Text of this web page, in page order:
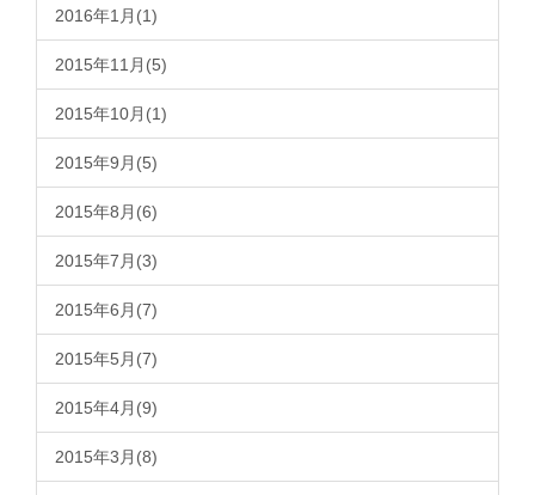
2016年1月(1)
2015年11月(5)
2015年10月(1)
2015年9月(5)
2015年8月(6)
2015年7月(3)
2015年6月(7)
2015年5月(7)
2015年4月(9)
2015年3月(8)